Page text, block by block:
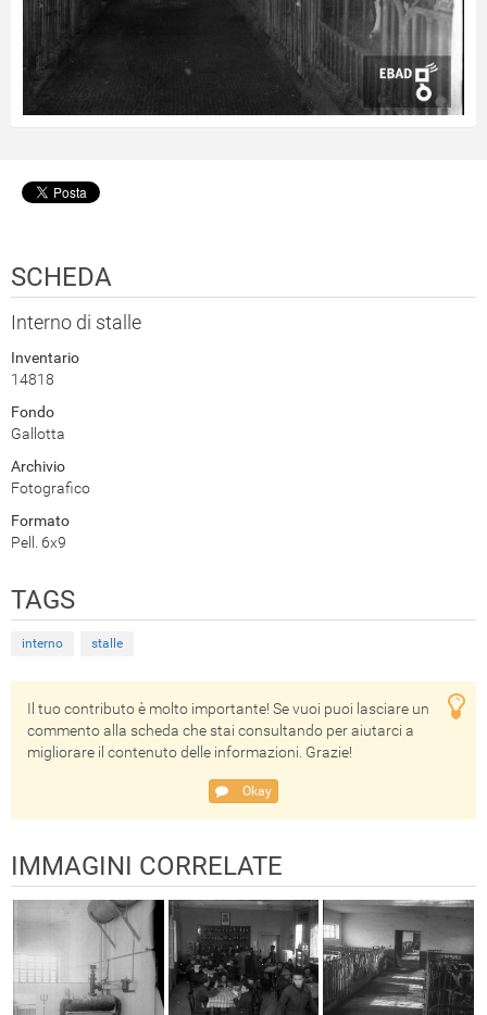
SCHEDA
Interno di stalle
Inventario
14818
Fondo
Gallotta
Archivio
Fotografico
Formato
Pell. 6x9
TAGS
interno stalle
Il tuo contributo è molto importante! Se vuoi puoi lasciare un
commento alla scheda che stai consultando per aiutarci a
migliorare il contenuto delle informazioni. Grazie!
Okay
IMMAGINI CORRELATE